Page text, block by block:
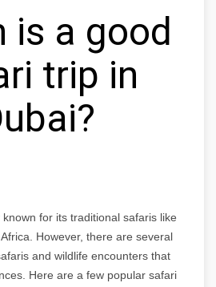
is a good
trip in
for its traditional safaris like
However, there are several
and wildlife encounters that
Here are a few popular safari